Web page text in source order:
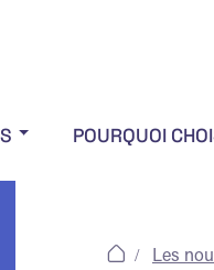
POURQUOI
Les